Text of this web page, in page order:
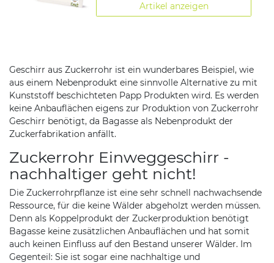
Artikel anzeigen
Geschirr aus Zuckerrohr ist ein wunderbares Beispiel, wie
aus einem Nebenprodukt eine sinnvolle Alternative zu mit
Kunststoff beschichteten Papp Produkten wird. Es werden
keine Anbauflächen eigens zur Produktion von Zuckerrohr
Geschirr benötigt, da Bagasse als Nebenprodukt der
Zuckerfabrikation anfällt.
Zuckerrohr Einweggeschirr -
nachhaltiger geht nicht!
Die Zuckerrohrpflanze ist eine sehr schnell nachwachsende
Ressource, für die keine Wälder abgeholzt werden müssen.
Denn als Koppelprodukt der Zuckerproduktion benötigt
Bagasse keine zusätzlichen Anbauflächen und hat somit
auch keinen Einfluss auf den Bestand unserer Wälder. Im
Gegenteil: Sie ist sogar eine nachhaltige und